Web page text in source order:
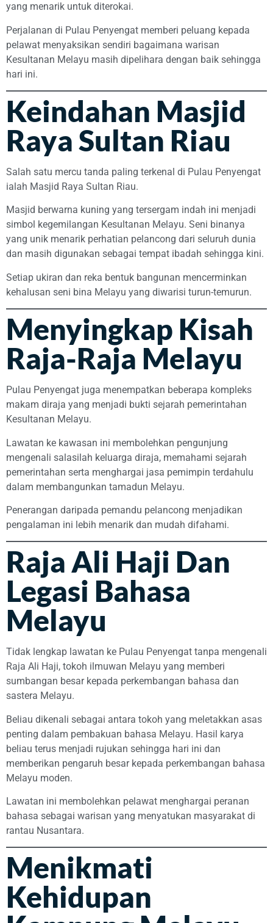
yang menarik untuk diterokai.
Perjalanan di Pulau Penyengat memberi peluang kepada
pelawat menyaksikan sendiri bagaimana warisan
Kesultanan Melayu masih dipelihara dengan baik sehingga
hari ini.
Keindahan Masjid
Raya Sultan Riau
Salah satu mercu tanda paling terkenal di Pulau Penyengat
ialah Masjid Raya Sultan Riau.
Masjid berwarna kuning yang tersergam indah ini menjadi
simbol kegemilangan Kesultanan Melayu. Seni binanya
yang unik menarik perhatian pelancong dari seluruh dunia
dan masih digunakan sebagai tempat ibadah sehingga kini.
Setiap ukiran dan reka bentuk bangunan mencerminkan
kehalusan seni bina Melayu yang diwarisi turun-temurun.
Menyingkap Kisah
Raja-Raja Melayu
Pulau Penyengat juga menempatkan beberapa kompleks
makam diraja yang menjadi bukti sejarah pemerintahan
Kesultanan Melayu.
Lawatan ke kawasan ini membolehkan pengunjung
mengenali salasilah keluarga diraja, memahami sejarah
pemerintahan serta menghargai jasa pemimpin terdahulu
dalam membangunkan tamadun Melayu.
Penerangan daripada pemandu pelancong menjadikan
pengalaman ini lebih menarik dan mudah difahami.
Raja Ali Haji Dan
Legasi Bahasa
Melayu
Tidak lengkap lawatan ke Pulau Penyengat tanpa mengenali
Raja Ali Haji, tokoh ilmuwan Melayu yang memberi
sumbangan besar kepada perkembangan bahasa dan
sastera Melayu.
Beliau dikenali sebagai antara tokoh yang meletakkan asas
penting dalam pembakuan bahasa Melayu. Hasil karya
beliau terus menjadi rujukan sehingga hari ini dan
memberikan pengaruh besar kepada perkembangan bahasa
Melayu moden.
Lawatan ini membolehkan pelawat menghargai peranan
bahasa sebagai warisan yang menyatukan masyarakat di
rantau Nusantara.
Menikmati
Kehidupan